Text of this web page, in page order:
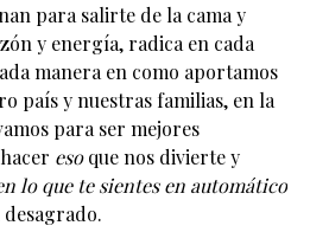
para salirte de la cama y
y energía, radica en cada
manera en como aportamos
país y nuestras familias, en la
para ser mejores
esoque nos divierte y
lo que te sientes en automático